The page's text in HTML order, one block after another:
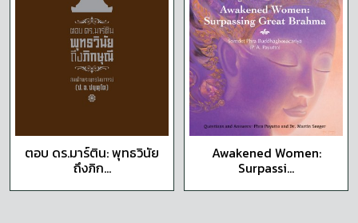
ตอบ ดร.มาร์ติน: พุทธวินัย
ถึงภิก...
Awakened Women:
Surpassi...